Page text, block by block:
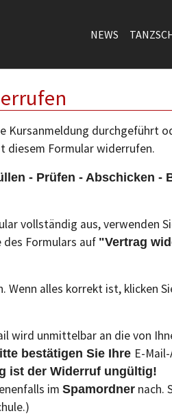
NEWS
Kursanmeldung durchgeführt
diesem Formular widerrufen.
- Prüfen - Abschicken -
vollständig aus, verwenden
des Formulars auf "Vertrag
Wenn alles korrekt ist, klicken
wird unmittelbar an die von
bestätigen Sie Ihre E-
ist der Widerruf ungültig!
im Spamordner nach.